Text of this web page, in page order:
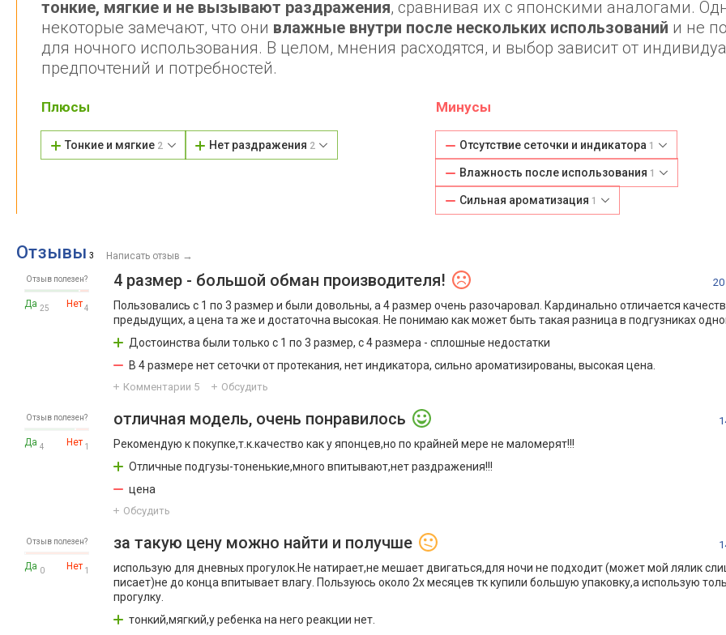
тонкие, мягкие и не вызывают раздражения, сравнивая их с японскими аналогами.
некоторые замечают, что они влажные внутри после нескольких использований и не
для ночного использования. В целом, мнения расходятся, и выбор зависит от
предпочтений и потребностей.
Плюсы
Тонкие и мягкие 2 Нет раздражения 2
Минусы
Отсутствие сеточки и индикатора 1
Влажность после использования 1
Сильная ароматизация 1
Отзывы 3 Написать отзыв →
Отзыв полезен?
Да 25 Нет 4
4 размер - большой обман производителя!
Пользовались с 1 по 3 размер и были довольны, а 4 размер очень разочаровал. Кардинально отличается
предыдущих, а цена та же и достаточна высокая. Не понимаю как может быть такая разница в подгузниках
Достоинства были только с 1 по 3 размер, с 4 размера - сплошные недостатки
В 4 размере нет сеточки от протекания, нет индикатора, сильно ароматизированы, высокая цена.
Комментарии 5 Обсудить
Отзыв полезен?
Да 4 Нет 1
отличная модель, очень понравилось
Рекомендую к покупке,т.к.качество как у японцев,но по крайней мере не маломерят!!!
Отличные подгузы-тоненькие,много впитывают,нет раздражения!!!
цена
Обсудить
Отзыв полезен?
Да 0 Нет 1
за такую цену можно найти и получше
использую для дневных прогулок.Не натирает,не мешает двигаться,для ночи не подходит (может мой лялик
писает)не до конца впитывает влагу. Пользуюсь около 2х месяцев тк купили большую упаковку,а использую
прогулку.
тонкий,мягкий,у ребенка на него реакции нет.